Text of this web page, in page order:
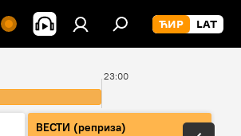
23:00
ВЕСТИ (реприза)